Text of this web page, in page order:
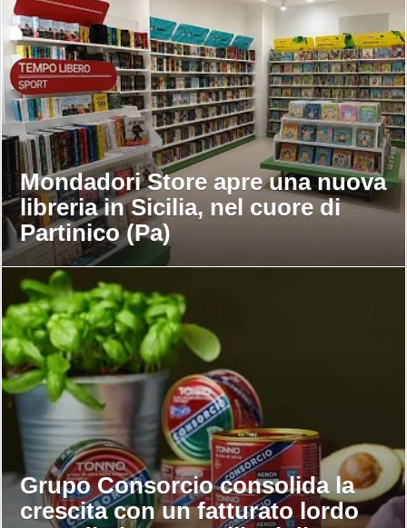
Mondadori Store apre una nuova
libreria in Sicilia, nel cuore di
Partinico (Pa)
Grupo Consorcio consolida la
crescita con un fatturato lordo